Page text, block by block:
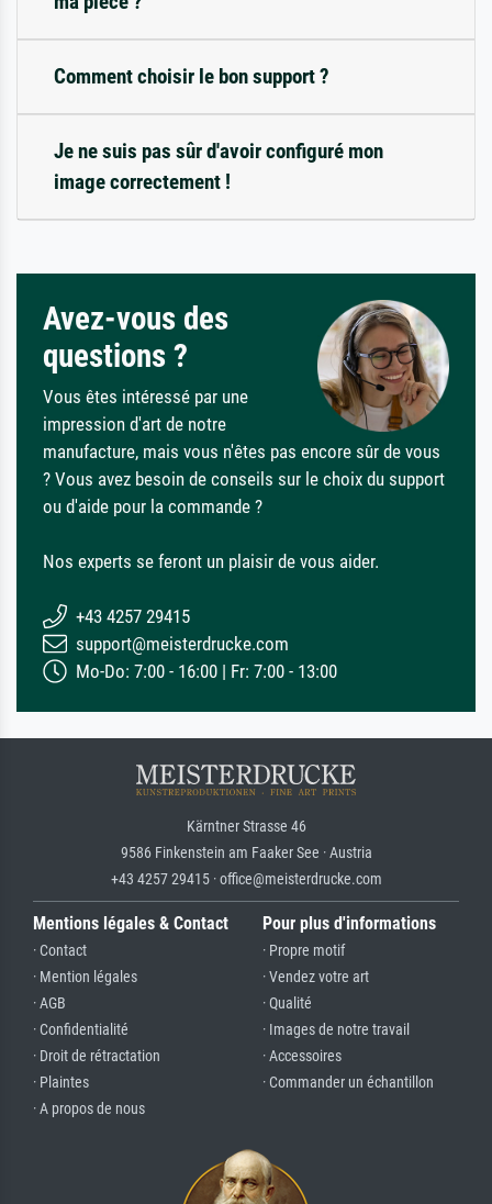
Comment choisir le bon support ?
Je ne suis pas sûr d'avoir configuré mon
image correctement !
Avez-vous des
questions ?
Vous êtes intéressé par une
impression d'art de notre
manufacture, mais vous n'êtes pas encore sûr de vous
? Vous avez besoin de conseils sur le choix du support
ou d'aide pour la commande ?
Nos experts se feront un plaisir de vous aider.
+43 4257 29415
support@meisterdrucke.com
Mo-Do: 7:00 - 16:00 | Fr: 7:00 - 13:00
Kärntner Strasse 46
9586 Finkenstein am Faaker See · Austria
+43 4257 29415 · office@meisterdrucke.com
Mentions légales & Contact
· Contact
· Mention légales
· AGB
· Confidentialité
· Droit de rétractation
· Plaintes
· A propos de nous
Pour plus d'informations
· Propre motif
· Vendez votre art
· Qualité
· Images de notre travail
· Accessoires
· Commander un échantillon